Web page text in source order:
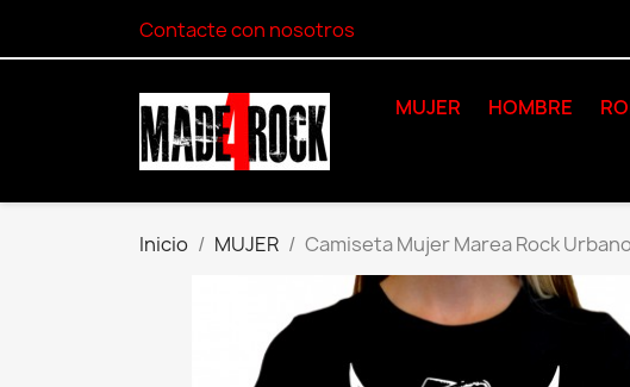
Contacte con nosotros
MUJER HOMBRE
Inicio MUJER Camiseta Mujer Marea Rock Urbano